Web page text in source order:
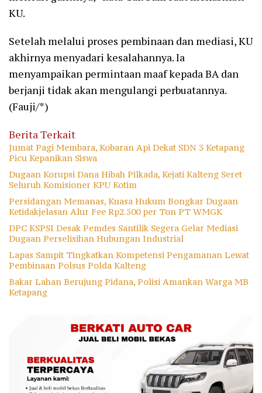
KU.
Setelah melalui proses pembinaan dan mediasi, KU
akhirnya menyadari kesalahannya. Ia
menyampaikan permintaan maaf kepada BA dan
berjanji tidak akan mengulangi perbuatannya.
(Fauji/*)
Berita Terkait
Jumat Pagi Membara, Kobaran Api Dekat SDN 3 Ketapang
Picu Kepanikan Siswa
Dugaan Korupsi Dana Hibah Pilkada, Kejati Kalteng Seret
Seluruh Komisioner KPU Kotim
Persidangan Memanas, Kuasa Hukum Bongkar Dugaan
Ketidakjelasan Alur Fee Rp2.500 per Ton PT WMGK
DPC KSPSI Desak Pemdes Santilik Segera Gelar Mediasi
Dugaan Perselisihan Hubungan Industrial
Lapas Sampit Tingkatkan Kompetensi Pengamanan Lewat
Pembinaan Polsus Polda Kalteng
Bakar Lahan Berujung Pidana, Polisi Amankan Warga MB
Ketapang